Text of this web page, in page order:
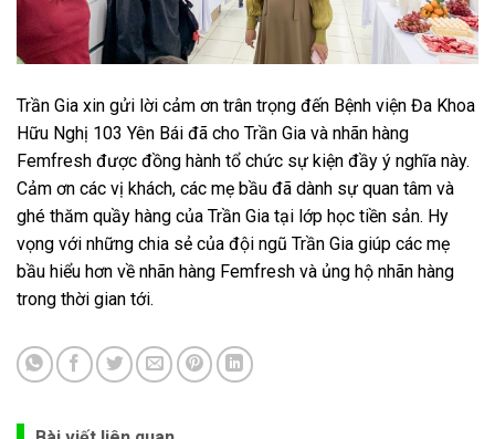
Trần Gia xin gửi lời cảm ơn trân trọng đến Bệnh viện Đa Khoa
Hữu Nghị 103 Yên Bái đã cho Trần Gia và nhãn hàng
Femfresh được đồng hành tổ chức sự kiện đầy ý nghĩa này.
Cảm ơn các vị khách, các mẹ bầu đã dành sự quan tâm và
ghé thăm quầy hàng của Trần Gia tại lớp học tiền sản. Hy
vọng với những chia sẻ của đội ngũ Trần Gia giúp các mẹ
bầu hiểu hơn về nhãn hàng Femfresh và ủng hộ nhãn hàng
trong thời gian tới.